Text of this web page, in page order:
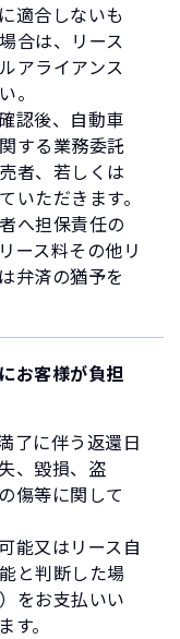
適合しないも
合は、リース
アライアンス
。
認後、自動車
する業務委託
者、若しくは
いただきます。
へ担保責任の
ース料その他リ
弁済の猶予を
お客様が負担
了に伴う返還日
、毀損、盗
傷等に関して
能又はリース自
と判断した場
をお支払いい
。